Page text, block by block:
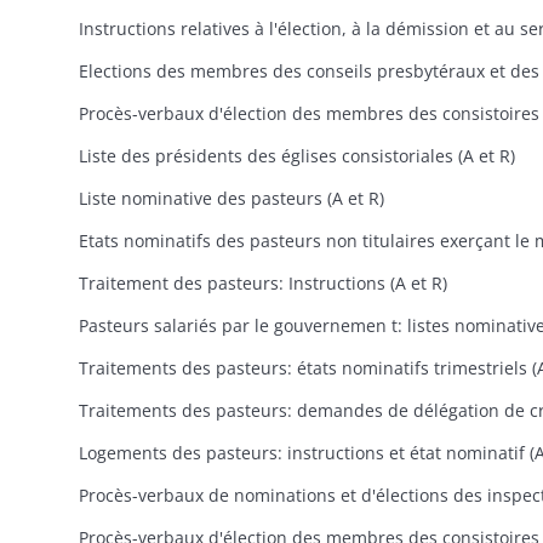
Liste des présidents des églises consistoriales (A et R)
Liste nominative des pasteurs (A et R)
Traitement des pasteurs: Instructions (A et R)